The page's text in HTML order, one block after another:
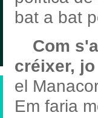
bat a bat
Com
créixer,
el
Em faria